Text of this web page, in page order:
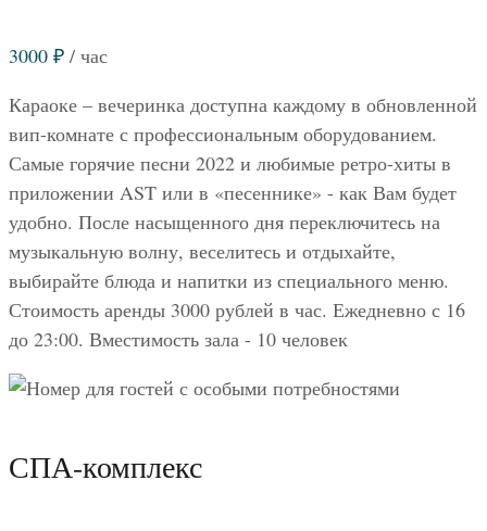
3000 ₽ / час
Караоке – вечеринка доступна каждому в обновленной
вип-комнате с профессиональным оборудованием.
Самые горячие песни 2022 и любимые ретро-хиты в
приложении AST или в «песеннике» - как Вам будет
удобно. После насыщенного дня переключитесь на
музыкальную волну, веселитесь и отдыхайте,
выбирайте блюда и напитки из специального меню.
Стоимость аренды 3000 рублей в час. Ежедневно с 16
до 23:00. Вместимость зала - 10 человек
СПА-комплекс